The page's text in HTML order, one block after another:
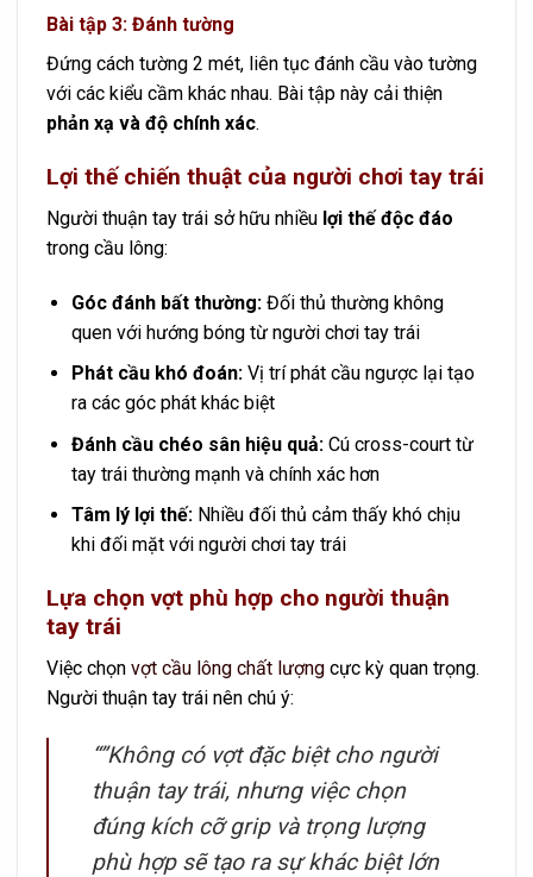
Bài tập 3: Đánh tường
Đứng cách tường 2 mét, liên tục đánh cầu vào tường
với các kiểu cầm khác nhau. Bài tập này cải thiện
phản xạ và độ chính xác.
Lợi thế chiến thuật của người chơi tay trái
Người thuận tay trái sở hữu nhiều lợi thế độc đáo
trong cầu lông:
Góc đánh bất thường:Đối thủ thường không
quen với hướng bóng từ người chơi tay trái
Phát cầu khó đoán:Vị trí phát cầu ngược lại tạo
ra các góc phát khác biệt
Đánh cầu chéo sân hiệu quả:Cú cross-court từ
tay trái thường mạnh và chính xác hơn
Tâm lý lợi thế:Nhiều đối thủ cảm thấy khó chịu
khi đối mặt với người chơi tay trái
Lựa chọn vợt phù hợp cho người thuận
tay trái
Việc chọn vợt cầu lông chất lượng cực kỳ quan trọng.
Người thuận tay trái nên chú ý:
“”Không có vợt đặc biệt cho người
thuận tay trái, nhưng việc chọn
đúng kích cỡ grip và trọng lượng
phù hợp sẽ tạo ra sự khác biệt lớn